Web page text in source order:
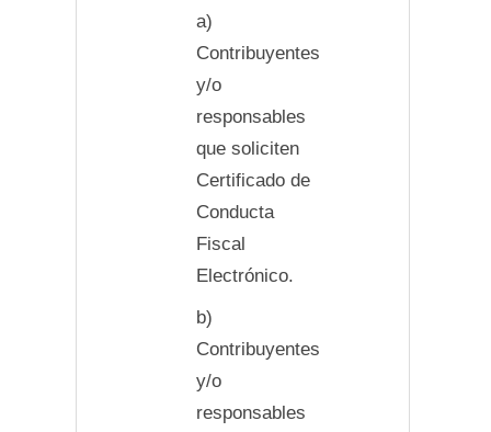
a)
Contribuyentes
y/o
responsables
que soliciten
Certificado de
Conducta
Fiscal
Electrónico.
b)
Contribuyentes
y/o
responsables